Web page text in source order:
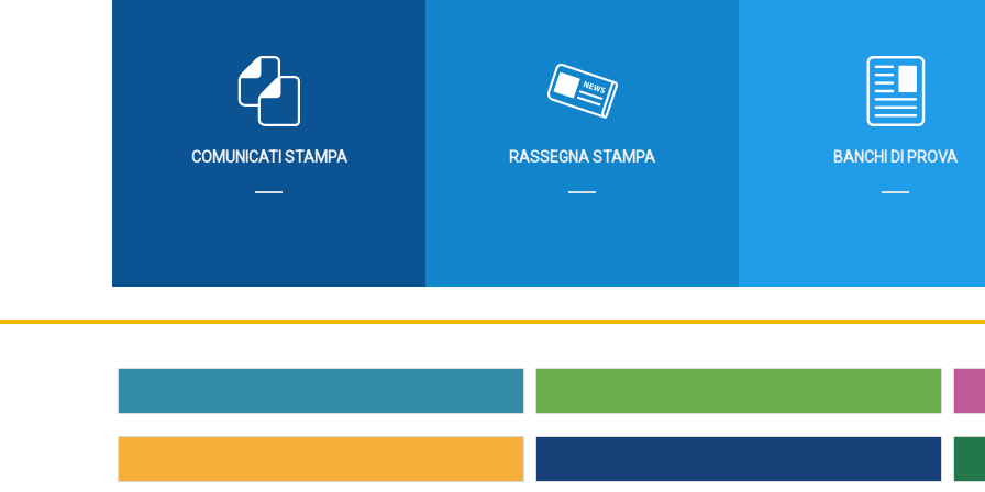
COMUNICATI STAMPA RASSEGNA STAMPA BANCHI DI PROVA